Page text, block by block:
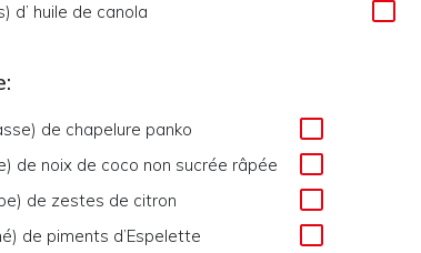
d’ huile de canola
de chapelure panko
de noix de coco non sucrée râpée
de zestes de citron
de piments d’Espelette